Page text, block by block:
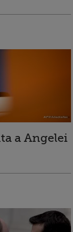
a Angelei